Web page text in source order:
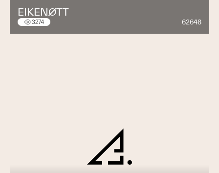
EIKENØTT
3274 62648